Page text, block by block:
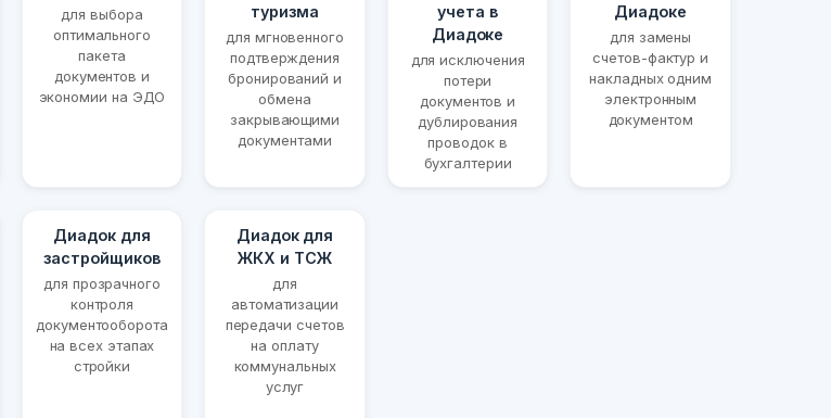
для выбора
оптимального
пакета
документов и
экономии на ЭДО
туризма
для мгновенного
подтверждения
бронирований и
обмена
закрывающими
документами
учета в
Диадоке
для исключения
потери
документов и
дублирования
проводок в
бухгалтерии
Диадоке
для замены
счетов-фактур и
накладных одним
электронным
документом
Диадок для
застройщиков
для прозрачного
контроля
документооборота
на всех этапах
стройки
Диадок для
ЖКХ и ТСЖ
для
автоматизации
передачи счетов
на оплату
коммунальных
услуг